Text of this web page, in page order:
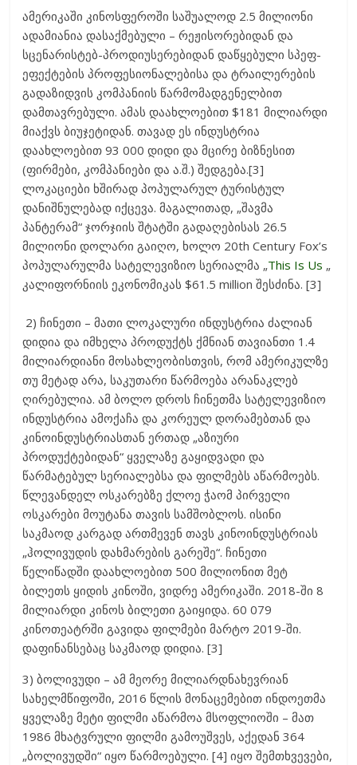
ამერიკაში კინოსფეროში საშუალოდ 2.5 მილიონი
ადამიანია დასაქმებული – რეჟისორებიდან და
სცენარისტებ-პროდიუსერებიდან დაწყებული სპეფ-
ეფექტების პროფესიონალებისა და ტრაილერების
გადაზიდვის კომპანიის წარმომადგენელბით
დამთავრებული. ამას დაახლოებით $181 მილიარდი
მიაქვს ბიუჯეტიდან. თავად ეს ინდუსტრია
დაახლოებით 93 000 დიდი და მცირე ბიზნესით
(ფირმები, კომპანიები და ა.შ.) შედგება.[3]
ლოკაციები ხშირად პოპულარულ ტურისტულ
დანიშნულებად იქცევა. მაგალითად, „შავმა
პანტერამ“ ჯორჯიის შტატში გადაღებისას 26.5
მილიონი დოლარი გაიღო, ხოლო 20th Century Fox’s
პოპულარულმა სატელევიზიო სერიალმა „This Is Us „
კალიფორნიის ეკონომიკას $61.5 million შესძინა. [3]
2) ჩინეთი – მათი ლოკალური ინდუსტრია ძალიან
დიდია და იმხელა პროდუქტს ქმნიან თავიანთი 1.4
მილიარდიანი მოსახლეობისთვის, რომ ამერიკულზე
თუ მეტად არა, საკუთარი წარმოება არანაკლებ
ღირებულია. ამ ბოლო დროს ჩინეთმა სატელევიზიო
ინდუსტრია ამოქაჩა და კორეულ დორამებთან და
კინოინდუსტრიასთან ერთად „აზიური
პროდუქტებიდან“ ყველაზე გაყიდვადი და
წარმატებულ სერიალებსა და ფილმებს აწარმოებს.
წლევანდელ ოსკარებზე ქლოე ჭაომ პირველი
ოსკარები მოუტანა თავის სამშობლოს. ისინი
საკმაოდ კარგად ართმევენ თავს კინოინდუსტრიას
„ჰოლივუდის დახმარების გარეშე“. ჩინეთი
წელიწადში დაახლოებით 500 მილიონით მეტ
ბილეთს ყიდის კინოში, ვიდრე ამერიკაში. 2018-ში 8
მილიარდი კინოს ბილეთი გაიყიდა. 60 079
კინოთეატრში გავიდა ფილმები მარტო 2019-ში.
დაფინანსებაც საკმაოდ დიდია. [3]
3) ბოლივუდი – ამ მეორე მილიარდნახევრიან
სახელმწიფოში, 2016 წლის მონაცემებით ინდოეთმა
ყველაზე მეტი ფილმი აწარმოა მსოფლიოში – მათ
1986 მხატვრული ფილმი გამოუშვეს, აქედან 364
„ბოლივუდში“ იყო წარმოებული. [4] იყო შემთხვევები,